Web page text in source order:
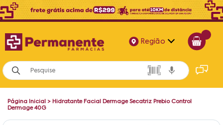
Região
Alagoas
Bahia
Página Inicial > Hidratante Facial Dermage Secatriz Prebio Control
Dermage 40G